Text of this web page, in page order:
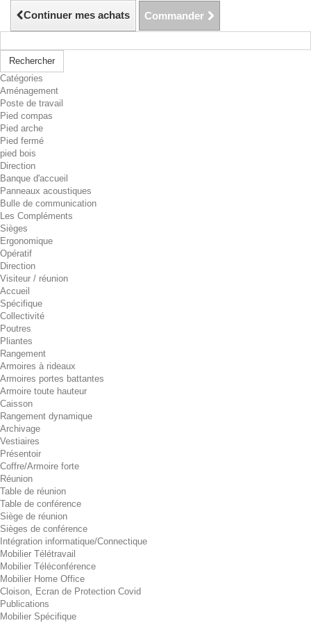
Continuer mes achats Commander
Rechercher
Catégories
Aménagement
Poste de travail
Pied compas
Pied arche
Pied fermé
pied bois
Direction
Banque d'accueil
Panneaux acoustiques
Bulle de communication
Les Compléments
Sièges
Ergonomique
Opératif
Direction
Visiteur / réunion
Accueil
Spécifique
Collectivité
Poutres
Pliantes
Rangement
Armoires à rideaux
Armoires portes battantes
Armoire toute hauteur
Caisson
Rangement dynamique
Archivage
Vestiaires
Présentoir
Coffre/Armoire forte
Réunion
Table de réunion
Table de conférence
Siège de réunion
Sièges de conférence
Intégration informatique/Connectique
Mobilier Télétravail
Mobilier Téléconférence
Mobilier Home Office
Cloison, Ecran de Protection Covid
Publications
Mobilier Spécifique